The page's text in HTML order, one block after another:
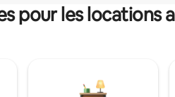
pour les locations